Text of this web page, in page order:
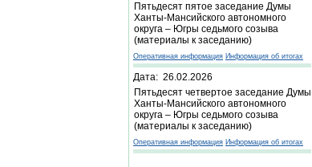
Пятьдесят пятое заседание Думы
Ханты-Мансийского автономного
округа – Югры седьмого созыва
(материалы к заседанию)
Оперативная информация Информация об итогах
Дата: 26.02.2026
Пятьдесят четвертое заседание Думы
Ханты-Мансийского автономного
округа – Югры седьмого созыва
(материалы к заседанию)
Оперативная информация Информация об итогах